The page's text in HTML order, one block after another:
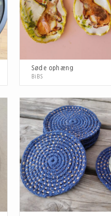
Søde ophæng
BiBS